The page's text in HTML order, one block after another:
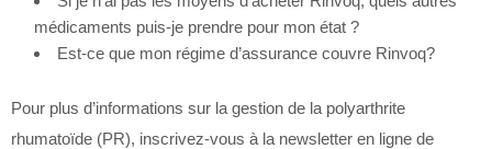
médicaments puis-je prendre pour mon état ?
Est-ce que mon régime d’assurance couvre Rinvoq?
Pour plus d’informations sur la gestion de la polyarthrite
rhumatoïde (PR), inscrivez-vous à la newsletter en ligne de